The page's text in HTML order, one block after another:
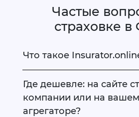
Частые
страховке в
Что такое
Где дешевле: на сайте
компании или на вашем
агрегаторе?